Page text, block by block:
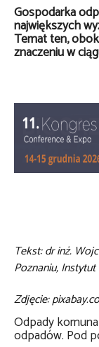
Gospodarka
największych
Temat ten,
znaczeniu w
Tekst: dr inż.
Poznaniu,
Zdjęcie:
Odpady
odpadów. Pod